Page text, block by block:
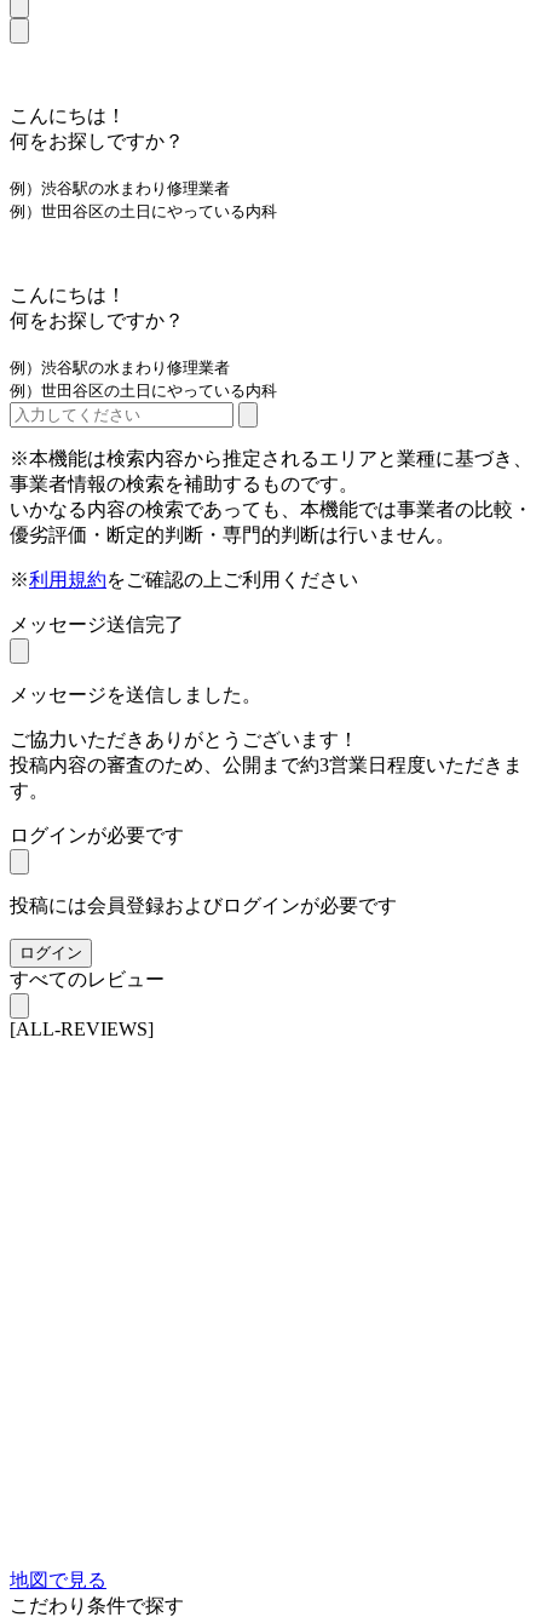
こんにちは！
何をお探しですか？
例）渋谷駅の水まわり修理業者
例）世田谷区の土日にやっている内科
こんにちは！
何をお探しですか？
例）渋谷駅の水まわり修理業者
例）世田谷区の土日にやっている内科
※本機能は検索内容から推定されるエリアと業種に基づき、
事業者情報の検索を補助するものです。
いかなる内容の検索であっても、本機能では事業者の比較・
優劣評価・断定的判断・専門的判断は行いません。
※利用規約をご確認の上ご利用ください
メッセージ送信完了
メッセージを送信しました。
ご協力いただきありがとうございます！
投稿内容の審査のため、公開まで約3営業日程度いただきま
す。
ログインが必要です
投稿には会員登録およびログインが必要です
ログイン
すべてのレビュー
[ALL-REVIEWS]
地図で見る
こだわり条件で探す